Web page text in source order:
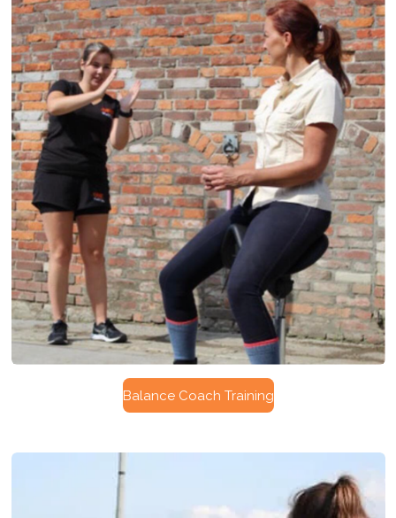
Balance Coach Training